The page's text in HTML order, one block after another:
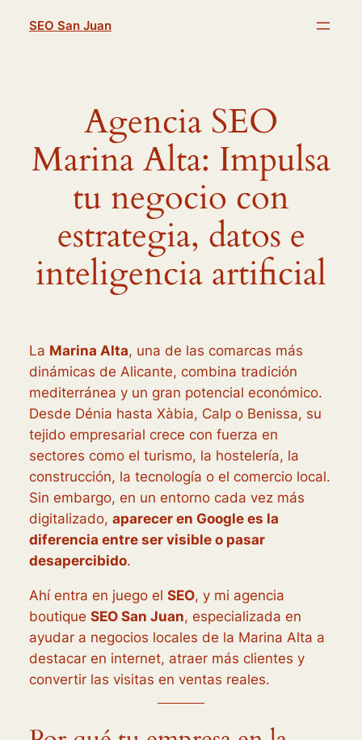
SEO San Juan
Agencia SEO
Marina Alta: Impulsa
tu negocio con
estrategia, datos e
inteligencia artificial
La Marina Alta, una de las comarcas más
dinámicas de Alicante, combina tradición
mediterránea y un gran potencial económico.
Desde Dénia hasta Xàbia, Calp o Benissa, su
tejido empresarial crece con fuerza en
sectores como el turismo, la hostelería, la
construcción, la tecnología o el comercio local.
Sin embargo, en un entorno cada vez más
digitalizado, aparecer en Google es la
diferencia entre ser visible o pasar
desapercibido.
Ahí entra en juego el SEO, y mi agencia
boutique SEO San Juan, especializada en
ayudar a negocios locales de la Marina Alta a
destacar en internet, atraer más clientes y
convertir las visitas en ventas reales.